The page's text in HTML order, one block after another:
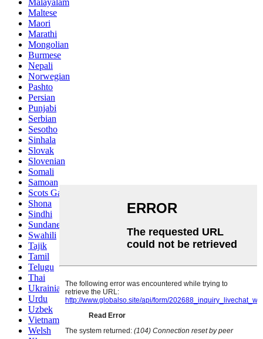
Malayalam
Maltese
Maori
Marathi
Mongolian
Burmese
Nepali
Norwegian
Pashto
Persian
Punjabi
Serbian
Sesotho
Sinhala
Slovak
Slovenian
Somali
Samoan
Scots Gaelic
Shona
Sindhi
Sundanese
Swahili
Tajik
Tamil
Telugu
Thai
Ukrainian
Urdu
Uzbek
Vietnamese
Welsh